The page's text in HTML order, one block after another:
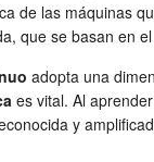
de las máquinas
que se basan en
adopta una
es vital. Al
y